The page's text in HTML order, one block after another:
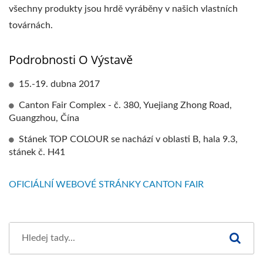
všechny produkty jsou hrdě vyráběny v našich vlastních
továrnách.
Podrobnosti O Výstavě
15.-19. dubna 2017
Canton Fair Complex - č. 380, Yuejiang Zhong Road,
Guangzhou, Čína
Stánek TOP COLOUR se nachází v oblasti B, hala 9.3,
stánek č. H41
OFICIÁLNÍ WEBOVÉ STRÁNKY CANTON FAIR